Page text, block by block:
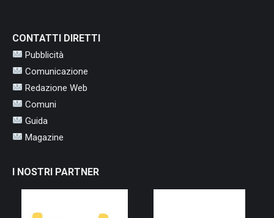
CONTATTI DIRETTI
Pubblicità
Comunicazione
Redazione Web
Comuni
Guida
Magazine
I NOSTRI PARTNER